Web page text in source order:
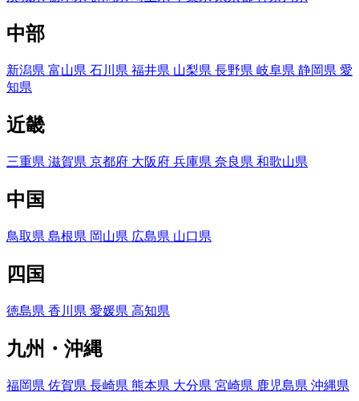
中部
新潟県 富山県 石川県 福井県 山梨県 長野県 岐阜県 静岡県 愛
知県
近畿
三重県 滋賀県 京都府 大阪府 兵庫県 奈良県 和歌山県
中国
鳥取県 島根県 岡山県 広島県 山口県
四国
徳島県 香川県 愛媛県 高知県
九州・沖縄
福岡県 佐賀県 長崎県 熊本県 大分県 宮崎県 鹿児島県 沖縄県